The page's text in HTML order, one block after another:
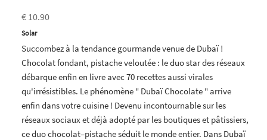
€ 10.90
Solar
Succombez à la tendance gourmande venue de Dubaï !
Chocolat fondant, pistache veloutée : le duo star des réseaux
débarque enfin en livre avec 70 recettes aussi virales
qu'irrésistibles. Le phénomène " Dubaï Chocolate " arrive
enfin dans votre cuisine ! Devenu incontournable sur les
réseaux sociaux et déjà adopté par les boutiques et pâtissiers,
ce duo chocolat–pistache séduit le monde entier. Dans Dubaï